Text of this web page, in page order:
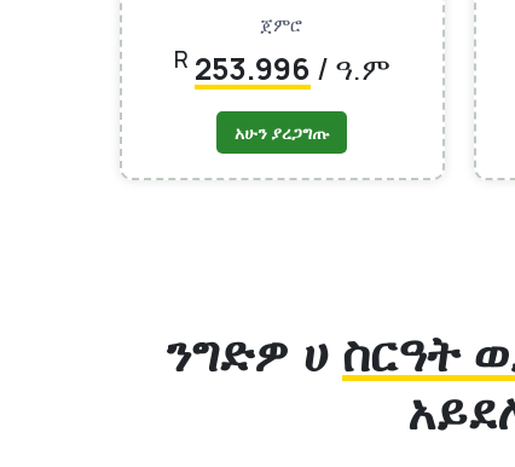
ጀምሮ
R 253.996 / ዓ.ም
አሁን ያረጋግጡ
ንግድዎ ሀ ስርዓት